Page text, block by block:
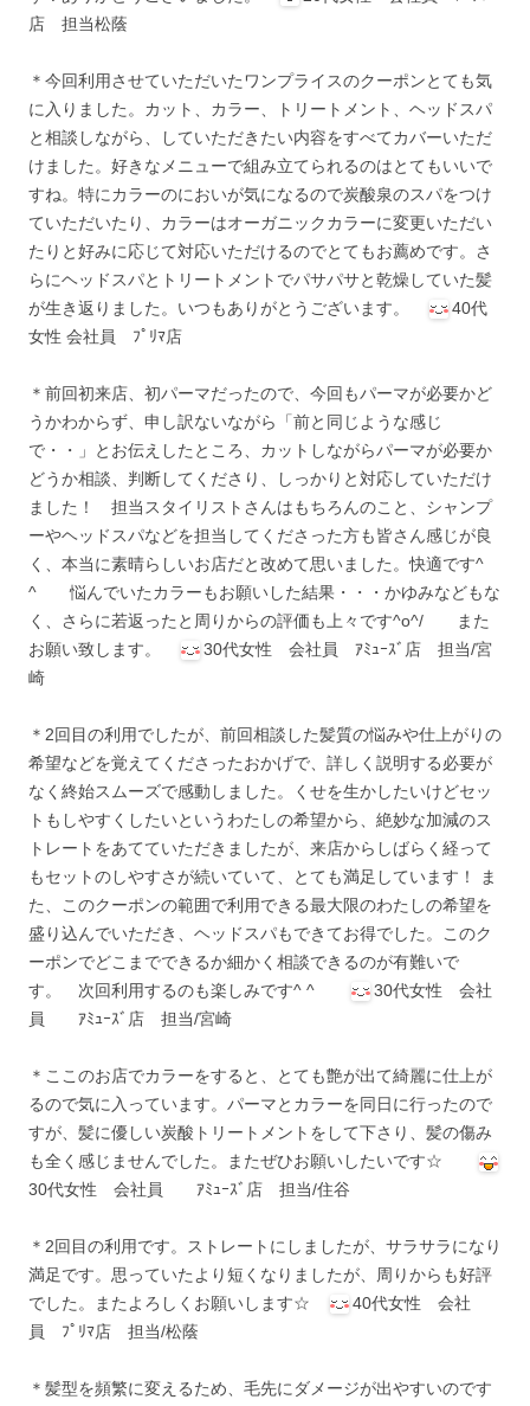
店 担当松蔭
＊今回利用させていただいたワンプライスのクーポンとても気
に入りました。カット、カラー、トリートメント、ヘッドスパ
と相談しながら、していただきたい内容をすべてカバーいただ
けました。好きなメニューで組み立てられるのはとてもいいで
すね。特にカラーのにおいが気になるので炭酸泉のスパをつけ
ていただいたり、カラーはオーガニックカラーに変更いただい
たりと好みに応じて対応いただけるのでとてもお薦めです。さ
らにヘッドスパとトリートメントでパサパサと乾燥していた髪
が生き返りました。いつもありがとうございます。
40代
女性 会社員 ﾌﾟﾘﾏ店
＊前回初来店、初パーマだったので、今回もパーマが必要かど
うかわからず、申し訳ないながら「前と同じような感じ
で・・」とお伝えしたところ、カットしながらパーマが必要か
どうか相談、判断してくださり、しっかりと対応していただけ
ました！ 担当スタイリストさんはもちろんのこと、シャンプ
ーやヘッドスパなどを担当してくださった方も皆さん感じが良
く、本当に素晴らしいお店だと改めて思いました。快適です^
^ 悩んでいたカラーもお願いした結果・・・かゆみなどもな
く、さらに若返ったと周りからの評価も上々です^o^/ また
お願い致します。
30代女性 会社員 ｱﾐｭｰｽﾞ店 担当/宮
崎
＊2回目の利用でしたが、前回相談した髪質の悩みや仕上がりの
希望などを覚えてくださったおかげで、詳しく説明する必要が
なく終始スムーズで感動しました。くせを生かしたいけどセッ
トもしやすくしたいというわたしの希望から、絶妙な加減のス
トレートをあてていただきましたが、来店からしばらく経って
もセットのしやすさが続いていて、とても満足しています！ ま
た、このクーポンの範囲で利用できる最大限のわたしの希望を
盛り込んでいただき、ヘッドスパもできてお得でした。このク
ーポンでどこまでできるか細かく相談できるのが有難いで
す。 次回利用するのも楽しみです^ ^
30代女性 会社
員 ｱﾐｭｰｽﾞ店 担当/宮崎
＊ここのお店でカラーをすると、とても艶が出て綺麗に仕上が
るので気に入っています。パーマとカラーを同日に行ったので
すが、髪に優しい炭酸トリートメントをして下さり、髪の傷み
も全く感じませんでした。またぜひお願いしたいです☆
30代女性 会社員 ｱﾐｭｰｽﾞ店 担当/住谷
＊2回目の利用です。ストレートにしましたが、サラサラになり
満足です。思っていたより短くなりましたが、周りからも好評
でした。またよろしくお願いします☆
40代女性 会社
員 ﾌﾟﾘﾏ店 担当/松蔭
＊髪型を頻繁に変えるため、毛先にダメージが出やすいのです